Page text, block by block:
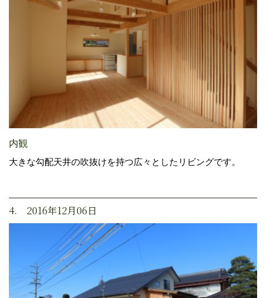
内観
大きな勾配天井の吹抜けを持つ広々としたリビングです。
4. 2016年12月06日